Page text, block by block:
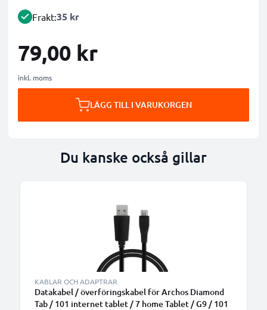
Frakt:35 kr
79,00 kr
inkl. moms
LÄGG TILL I VARUKORGEN
Du kanske också gillar
KABLAR OCH ADAPTRAR
Datakabel / överföringskabel för Archos Diamond
Tab / 101 internet tablet / 7 home Tablet / G9 / 101